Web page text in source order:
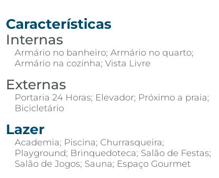
Características
Internas
Armário no banheiro; Armário no quarto;
Armário na cozinha; Vista Livre
Externas
Portaria 24 Horas; Elevador; Próximo a praia;
Bicicletário
Lazer
Academia; Piscina; Churrasqueira;
Playground; Brinquedoteca; Salão de Festas;
Salão de Jogos; Sauna; Espaço Gourmet